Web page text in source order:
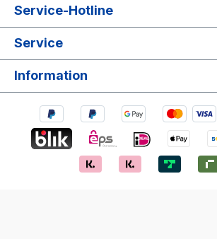
Service-Hotline
Service
Information